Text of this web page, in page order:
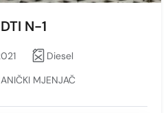
N-1
Diesel
MJENJAČ